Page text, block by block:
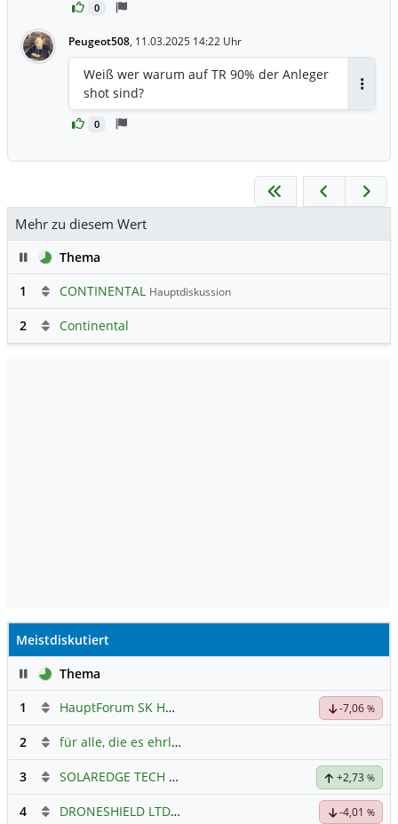
0
Peugeot508, 11.03.2025 14:22 Uhr
0
Weiß wer warum auf TR 90% der Anleger
shot sind?
Mehr zu diesem Wert
PauseThema
1
CONTINENTAL Hauptdiskussion
2 Continental
Meistdiskutiert
PauseThema
1
HauptForum SK HYNIC -7,06 %
2 für alle, die es ehrlich meinen beim Traden.
3 SOLAREDGE TECH Hauptdiskussion +2,73 %
4 DRONESHIELD LTDHauptdiskussion -4,01 %